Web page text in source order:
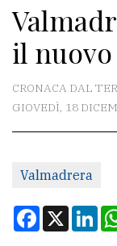
Meteo
CONTATTI
Scrivici
Per
la
il
CRONACA DAL
GIOVEDÌ, 18
Valmadrera
Facebook
X